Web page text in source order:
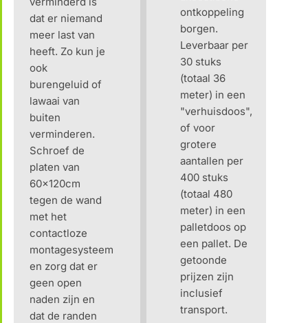
dat er niemand
meer last van
heeft. Zo kun je
ook
burengeluid of
lawaai van
buiten
verminderen.
Schroef de
platen van
60x120cm
tegen de wand
met het
contactloze
montagesysteem
en zorg dat er
geen open
naden zijn en
dat de randen
ontkoppeling
borgen.
Leverbaar per
30 stuks
(totaal 36
meter) in een
"verhuisdoos",
of voor
grotere
aantallen per
400 stuks
(totaal 480
meter) in een
palletdoos op
een pallet. De
getoonde
prijzen zijn
inclusief
transport.